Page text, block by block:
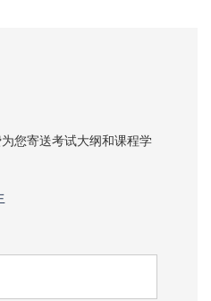
您寄送考试大纲和课程学